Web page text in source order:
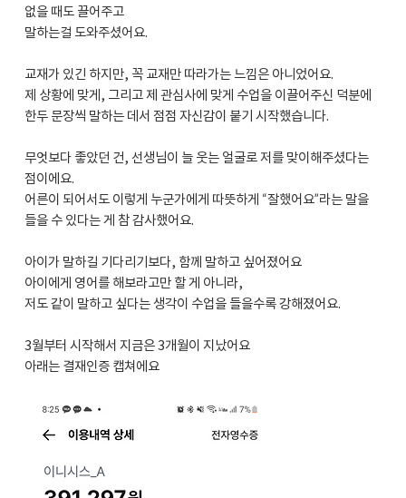
없을 때도 끌어주고
말하는걸 도와주셨어요.
교재가 있긴 하지만, 꼭 교재만 따라가는 느낌은 아니었어요.
제 상황에 맞게, 그리고 제 관심사에 맞게 수업을 이끌어주신 덕분에
한두 문장씩 말하는 데서 점점 자신감이 붙기 시작했습니다.
무엇보다 좋았던 건, 선생님이 늘 웃는 얼굴로 저를 맞이해주셨다는
점이에요.
어른이 되어서도 이렇게 누군가에게 따뜻하게 “잘했어요”라는 말을
들을 수 있다는 게 참 감사했어요.
아이가 말하길 기다리기보다, 함께 말하고 싶어졌어요
아이에게 영어를 해보라고만 할 게 아니라,
저도 같이 말하고 싶다는 생각이 수업을 들을수록 강해졌어요.
3월부터 시작해서 지금은 3개월이 지났어요
아래는 결재인증 캡쳐에요